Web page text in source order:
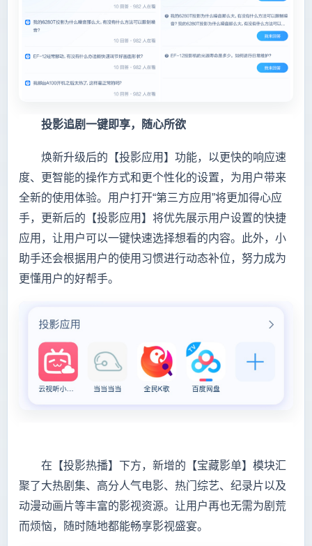
投影追剧一键即享，随心所欲
焕新升级后的【投影应用】功能，以更快的响应速
度、更智能的操作方式和更个性化的设置，为用户带来
全新的使用体验。用户打开“第三方应用”将更加得心应
手，更新后的【投影应用】将优先展示用户设置的快捷
应用，让用户可以一键快速选择想看的内容。此外，小
助手还会根据用户的使用习惯进行动态补位，努力成为
更懂用户的好帮手。
在【投影热播】下方，新增的【宝藏影单】模块汇
聚了大热剧集、高分人气电影、热门综艺、纪录片以及
动漫动画片等丰富的影视资源。让用户再也无需为剧荒
而烦恼，随时随地都能畅享影视盛宴。